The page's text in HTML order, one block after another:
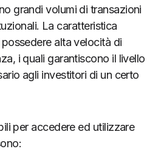
grandi volumi di transazioni
La caratteristica
alta velocità di
i quali garantiscono il livello
agli investitori di un certo
per accedere ed utilizzare